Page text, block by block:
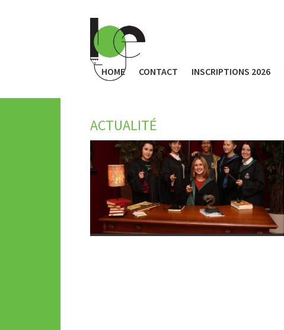
HOME CONTACT INSCRIPTIONS 2026
ACTUALITÉ